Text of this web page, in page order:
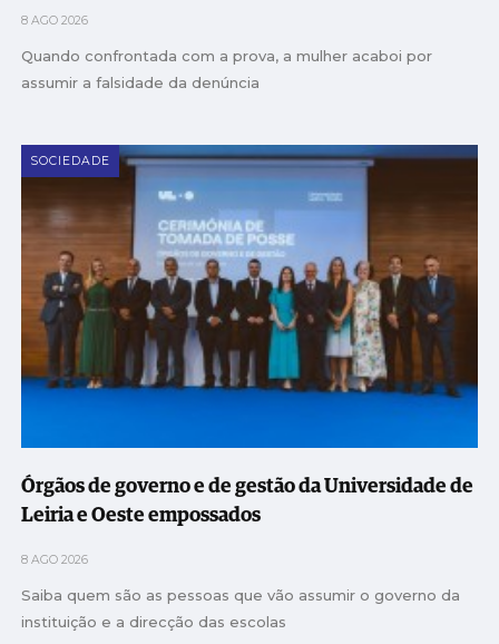
8 AGO 2026
Quando confrontada com a prova, a mulher acaboi por
assumir a falsidade da denúncia
SOCIEDADE
Órgãos de governo e de gestão da Universidade de
Leiria e Oeste empossados
8 AGO 2026
Saiba quem são as pessoas que vão assumir o governo da
instituição e a direcção das escolas